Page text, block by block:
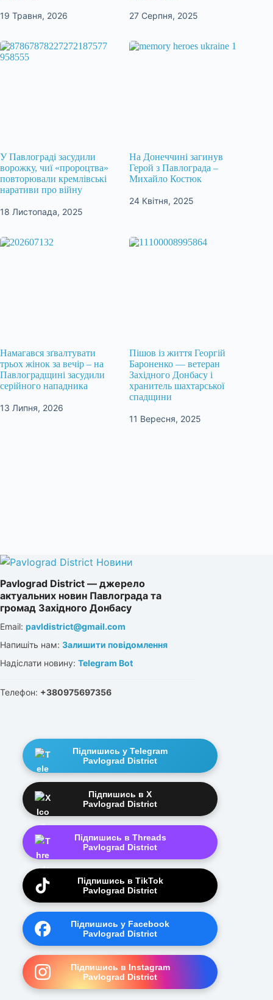
19 Травня, 2026 27 Серпня, 2025
У Павлограді засудили
ворожку, чиї «пророцтва»
повторювали кремлівські
наративи про війну
18 Листопада, 2025
На Донеччині загинув
Герой з Павлограда –
Михайло Костюк
24 Квітня, 2025
Намагався зґвалтувати
трьох жінок за вечір – на
Павлоградщині засудили
серійного нападника
13 Липня, 2026
Пішов із життя Георгій
Бароненко — ветеран
Західного Донбасу і
хранитель шахтарської
спадщини
11 Вересня, 2025
Pavlograd District — джерело
актуальних новин Павлограда та
громад Західного Донбасу
Email: pavldistrict@gmail.com
Напишіть нам: Залишити повідомлення
Надіслати новину: Telegram Bot
Телефон: +380975697356
Підпишись у Telegram
Pavlograd District
Підпишись в X
Pavlograd District
Підпишись в Threads
Pavlograd District
Підпишись в TikTok
Pavlograd District
Підпишись у Facebook
Pavlograd District
Підпишись в Instagram
Pavlograd District